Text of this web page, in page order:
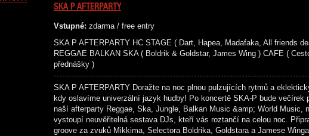
SKA P AFTERPARTY
Vstupné: zdarma / free entry
SKA P AFTERPARTY HC STAGE ( Dart, Hapea, Madafaka, All friends
REGGAE BALKAN SKA ( Boldrik & Goldstar, James Wing ) CAFE (
přednášky )
SKA P AFTERPARTY Doražte na noc plnou pulzujících rytmů a
kdy oslavíme univerzální jazyk hudby! Po koncertě SKA-P bude večírek
naší afterparty Reggae, Ska, Jungle, Balkan Music &amp; World Music,
vystoupí neuvěřitelná sestava DJs, kteří vás roztančí na celou noc.
groove za zvuků Mikkima, Selectora Boldrika, Goldstara a Jamese